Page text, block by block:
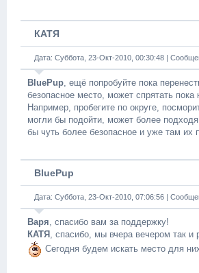
КАТЯ
Дата: Суббота, 23-Окт-2010, 00:30:48 |
BluePup, ещё попробуйте пока
безопасное место, может спрятать пока
Например, пробегите по округе,
могли бы подойти, может более
бы чуть более безопасное и уже там их
BluePup
Дата: Суббота, 23-Окт-2010, 07:06:56 |
Варя, спасибо вам за поддержку!
КАТЯ , спасибо, мы вчера вечером так и
Сегодня будем искать место для